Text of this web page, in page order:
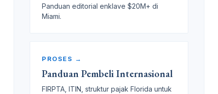
Panduan editorial enklave $20M+ di
Miami.
PROSES →
Panduan Pembeli Internasional
FIRPTA, ITIN, struktur pajak Florida untuk